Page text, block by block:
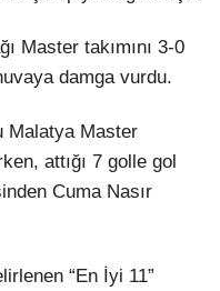
Master takımını 3-0
damga vurdu.
Malatya Master
attığı 7 golle gol
Cuma Nasır
“En İyi 11”